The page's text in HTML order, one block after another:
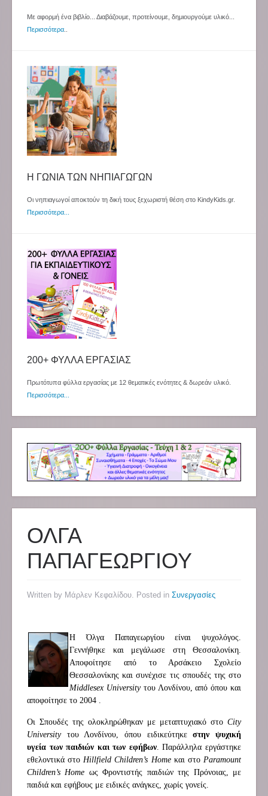
Με αφορμή ένα βιβλίο... Διαβάζουμε, προτείνουμε, δημιουργούμε υλικό...
Περισσότερα
Η ΓΩΝΙΑ ΤΩΝ ΝΗΠΙΑΓΩΓΩΝ
Οι νηπιαγωγοί αποκτούν τη δική τους ξεχωριστή θέση στο KindyKids.gr.
Περισσότερα...
200+ ΦΥΛΛΑ ΕΡΓΑΣΙΑΣ
Πρωτότυπα φύλλα εργασίας με 12 θεματικές ενότητες & δωρεάν υλικό.
Περισσότερα...
ΟΛΓΑ
ΠΑΠΑΓΕΩΡΓΙΟΥ
Written by Μάρλεν Κεφαλίδου. Posted in Συνεργασίες
Η Όλγα Παπαγεωργίου είναι ψυχολόγος.
Γεννήθηκε και μεγάλωσε στη Θεσσαλονίκη.
Αποφοίτησε από το Αρσάκειο Σχολείο
Θεσσαλονίκης και συνέχισε τις σπουδές της στο
Middlesex Universityτου Λονδίνου, από όπου και
αποφοίτησε το 2004 .
Οι Σπουδές της ολοκληρώθηκαν με μεταπτυχιακό στο City
Universityτου Λονδίνου, όπου ειδικεύτηκεστην ψυχική
υγεία των παιδιών και των εφήβων. Παράλληλα εργάστηκε
εθελοντικά στοHillfield Children’s Homeκαι στοParamount
Children’s Home ως Φροντιστής παιδιών της Πρόνοιας, με
παιδιά και εφήβους με ειδικές ανάγκες, χωρίς γονείς.